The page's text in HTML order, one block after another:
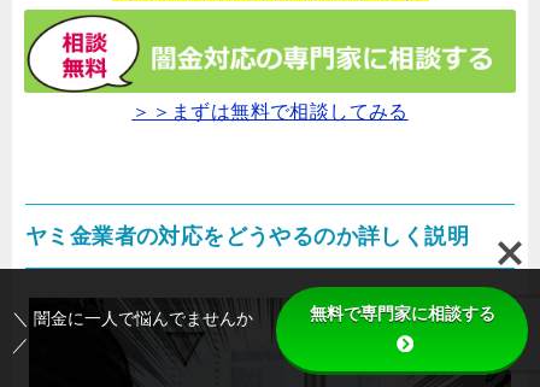
＞＞まずは無料で相談してみる
ヤミ金業者の対応をどうやるのか詳しく説明
＼ 闇金に一人で悩んでませんか
／
無料で専門家に相談する